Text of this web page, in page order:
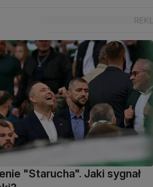
"Starucha". Jaki sygnał